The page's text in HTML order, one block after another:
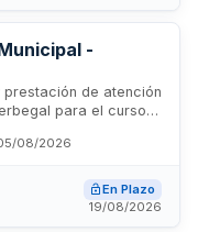
-
de atención
para el curso
unitaria que
en horario
una adecuada
necesidades del
08/2026
En Plazo
19/08/2026